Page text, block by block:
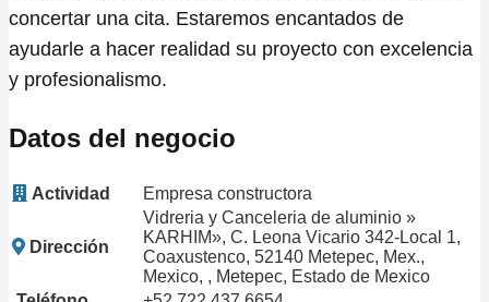
concertar una cita. Estaremos encantados de
ayudarle a hacer realidad su proyecto con excelencia
y profesionalismo.
Datos del negocio
Actividad Empresa constructora
Dirección
Vidreria y Canceleria de aluminio »
KARHIM», C. Leona Vicario 342-Local 1,
Coaxustenco, 52140 Metepec, Mex.,
Mexico, , Metepec, Estado de Mexico